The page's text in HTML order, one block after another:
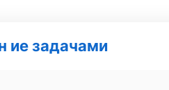
ие задачами